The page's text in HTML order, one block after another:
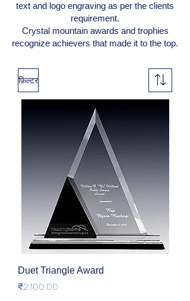
text and logo engraving as per the clients
requirement.
Crystal mountain awards and trophies
recognize achievers that made it to the top.
फ़िल्टर
Duet Triangle Award
मूल्य
₹2,100.00